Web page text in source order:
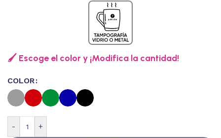
🖌️ Escoge el color y ¡Modifica la cantidad!
COLOR
- +